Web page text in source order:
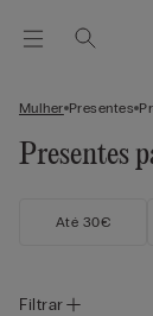
Mulher Presentes
Presentes
Até 30€
Filtrar